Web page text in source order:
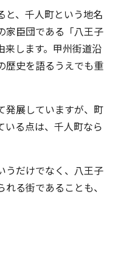
と、千人町という地名
家臣団である「八王子
来します。甲州街道沿
歴史を語るうえでも重
発展していますが、町
いる点は、千人町なら
うだけでなく、八王子
る街であることも、